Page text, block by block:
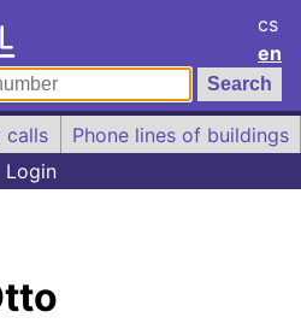
cs
en
calls
Phone lines of buildings
Login